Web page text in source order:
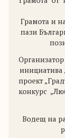
Грамота и
пази
инициатива
проект
конкурс
Водещ на